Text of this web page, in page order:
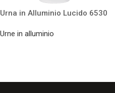
Urna in Alluminio Lucido 6530
Urne in alluminio